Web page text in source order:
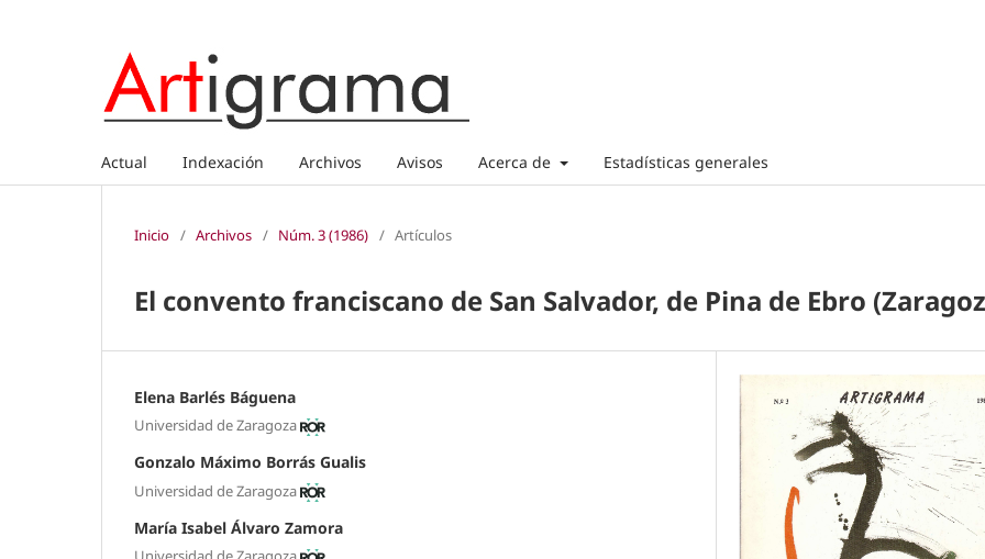
Actual Indexación Archivos Avisos Acerca de Estadísticas generales
Inicio / Archivos / Núm. 3 (1986) / Artículos
El convento franciscano de San Salvador, de Pina de Ebro
Elena Barlés Báguena
Universidad de Zaragoza
Gonzalo Máximo Borrás Gualis
Universidad de Zaragoza
María Isabel Álvaro Zamora